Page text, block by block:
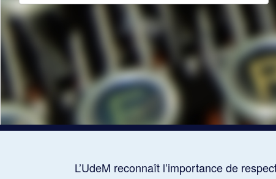
L’UdeM reconnaît l’importance de